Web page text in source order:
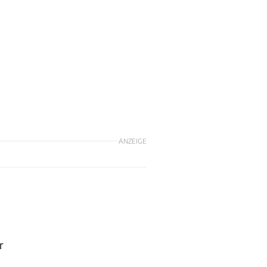
ANZEIGE